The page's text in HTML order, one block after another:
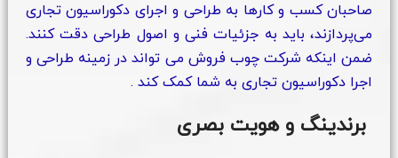
صاحبان کسب و کارها به طراحی و اجرای دکوراسیون تجاری
می‌پردازند، باید به جزئیات فنی و اصول طراحی دقت کنند.
ضمن اینکه شرکت چوب فروش می تواند در زمینه طراحی و
اجرا دکوراسیون تجاری به شما کمک کند .
برندینگ و هویت بصری